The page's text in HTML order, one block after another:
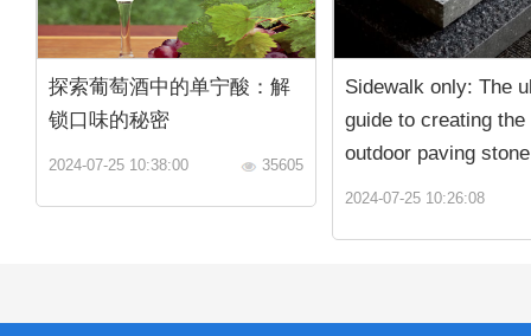
探索葡萄酒中的单宁酸：解
锁口味的秘密
2024-07-25 10:38:00 35605
Sidewalk only: The
guide to creating the
outdoor paving stone
2024-07-25 10:26:08